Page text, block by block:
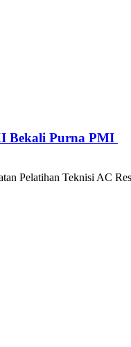
Bekali Purna PMI
Pelatihan Teknisi AC